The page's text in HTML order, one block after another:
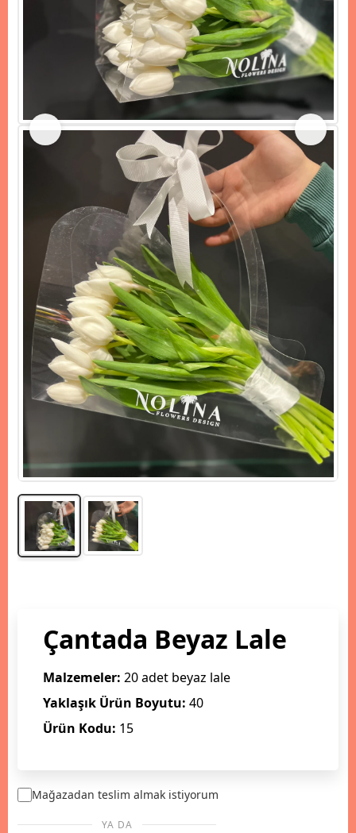
Çantada Beyaz Lale
Malzemeler: 20 adet beyaz lale
Yaklaşık Ürün Boyutu: 40
Ürün Kodu: 15
Mağazadan teslim almak istiyorum
YA DA